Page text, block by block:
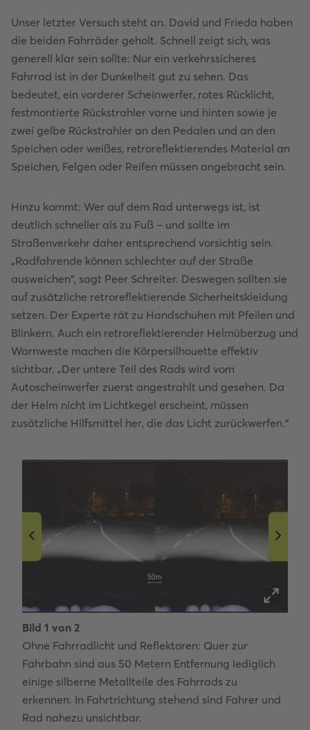
Unser letzter Versuch steht an. David und Frieda haben
die beiden Fahrräder geholt. Schnell zeigt sich, was
generell klar sein sollte: Nur ein verkehrssicheres
Fahrrad ist in der Dunkelheit gut zu sehen. Das
bedeutet, ein vorderer Scheinwerfer, rotes Rücklicht,
festmontierte Rückstrahler vorne und hinten sowie je
zwei gelbe Rückstrahler an den Pedalen und an den
Speichen oder weißes, retroreflektierendes Material an
Speichen, Felgen oder Reifen müssen angebracht sein.
Hinzu kommt: Wer auf dem Rad unterwegs ist, ist
deutlich schneller als zu Fuß – und sollte im
Straßenverkehr daher entsprechend vorsichtig sein.
„Radfahrende können schlechter auf der Straße
ausweichen“, sagt Peer Schreiter. Deswegen sollten sie
auf zusätzliche retroreflektierende Sicherheitskleidung
setzen. Der Experte rät zu Handschuhen mit Pfeilen und
Blinkern. Auch ein retroreflektierender Helmüberzug und
Warnweste machen die Körpersilhouette effektiv
sichtbar. „Der untere Teil des Rads wird vom
Autoscheinwerfer zuerst angestrahlt und gesehen. Da
der Helm nicht im Lichtkegel erscheint, müssen
zusätzliche Hilfsmittel her, die das Licht zurückwerfen.“
Bild 1 von 2
Ohne Fahrradlicht und Reflektoren: Quer zur
Fahrbahn sind aus 50 Metern Entfernung lediglich
einige silberne Metallteile des Fahrrads zu
erkennen. In Fahrtrichtung stehend sind Fahrer und
Rad nahezu unsichtbar.